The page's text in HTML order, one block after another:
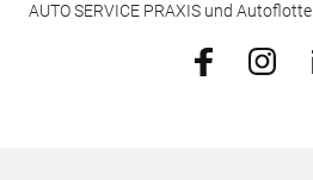
AUTO SERVICE PRAXIS und Autoflotte.